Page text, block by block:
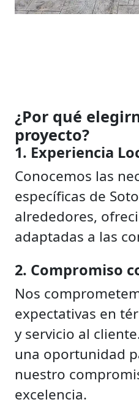
¿Por qué
proyecto?
1. Experiencia
Conocemos las
específicas de
alrededores,
adaptadas a las
2. Compromiso
Nos
expectativas en
y servicio al
una oportunidad
nuestro
excelencia.